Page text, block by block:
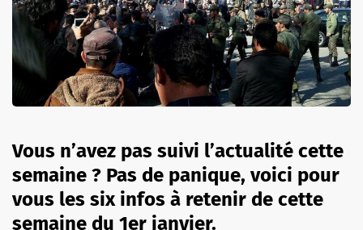
Vous n’avez pas suivi l’actualité cette
semaine ? Pas de panique, voici pour
vous les six infos à retenir de cette
semaine du 1er janvier.